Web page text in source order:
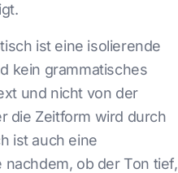
ist eine isolierende
kein grammatisches
und nicht von der
die Zeitform wird durch
ist auch eine
ob der Ton tief,